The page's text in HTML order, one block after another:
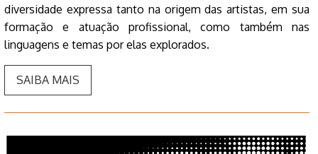
diversidade expressa tanto na origem das artistas, em sua
formação e atuação profissional, como também nas
linguagens e temas por elas explorados.
SAIBA MAIS